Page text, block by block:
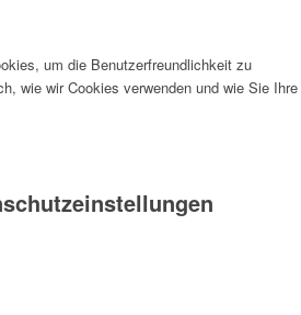
um die Benutzerfreundlichkeit zu
wie wir Cookies verwenden und wie Sie Ihre